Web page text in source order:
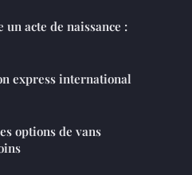
acte de naissance :
express international
options de vans